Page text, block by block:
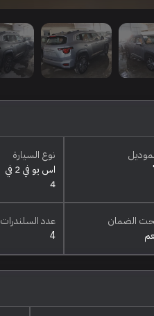
نوع السيارة
اس يو في 2 في
4
الضمان
عدد السلندرات
4